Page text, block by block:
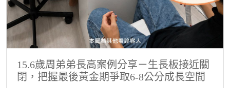
15.6歲周弟弟長高案例分享－生長板接近關
閉，把握最後黃金期爭取6-8公分成長空間